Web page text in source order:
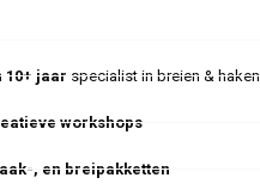
10+ jaar specialist in breien & haken
workshops
, en breipakketten